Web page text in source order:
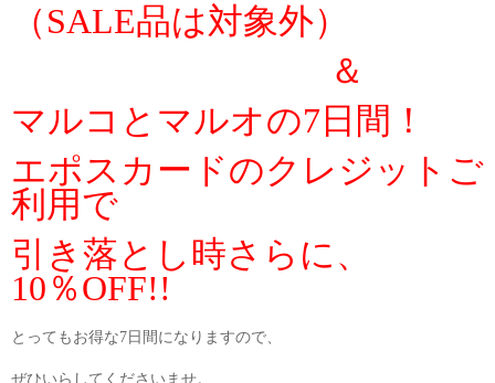
（SALE品は対象外）
＆
マルコとマルオの7日間！
エポスカードのクレジットご
利用で
引き落とし時さらに、
10％OFF!!
とってもお得な7日間になりますので、
ぜひいらしてくださいませ。